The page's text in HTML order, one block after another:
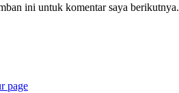
ini untuk komentar saya berikutnya.
page